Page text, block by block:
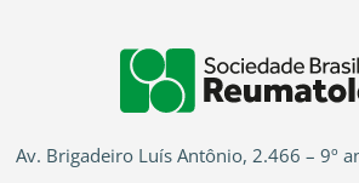
Av. Brigadeiro Luís Antônio, 2.466 – 9º